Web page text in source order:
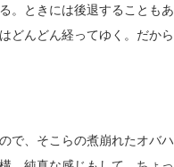
。ときには後退することもあ
どんどん経ってゆく。だから
で、そこらの煮崩れたオバハ